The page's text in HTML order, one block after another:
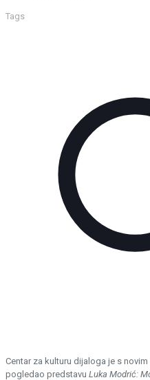
Tags
Centar za kulturu dijaloga je s
pogledao predstavu Luka Modrić: